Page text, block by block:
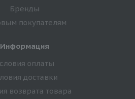
Бренды
покупателям
Информация
оплаты
доставки
возврата товара